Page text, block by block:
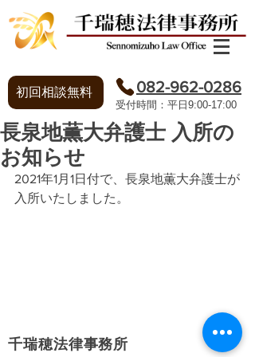
初回相談無料 082-962-0286
​受付時間：平日9:00-17:00
長泉地薫大弁護士 入所の
お知らせ
2021年1月1日付で、長泉地薫大弁護士が
入所いたしました。
千瑞穂法律事務所